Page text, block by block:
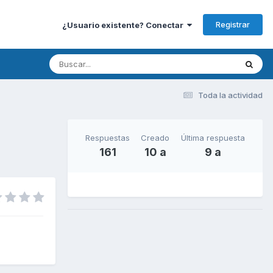
¿Usuario existente? Conectar Registrar
Toda la actividad
Respuestas
161
Creado
10 a
Última respuesta
9 a